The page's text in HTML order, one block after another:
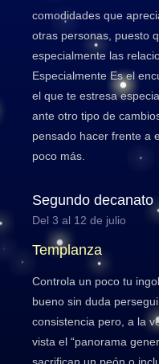
comodidades que
otras personas, puesto
especialmente las
Especialmente Es el
el que te estresa
ante otro tipo de
pensado hacer frente a
poco más.
Segundo decanato
Del 3 al 12 de julio
Templanza
Controla un poco tu
bueno sin duda
consistencia pero, a la
vista el “panorama